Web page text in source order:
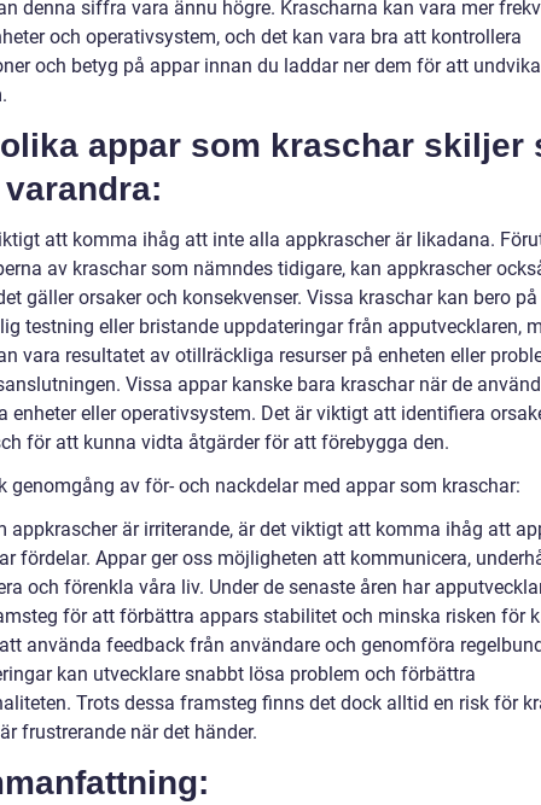
denna siffra vara ännu högre. Krascharna kan vara mer
och operativsystem, och det kan vara bra att kontrollera
och betyg på appar innan du laddar ner dem för att
appar som kraschar skiljer
att komma ihåg att inte alla appkrascher är likadana.
av kraschar som nämndes tidigare, kan appkrascher
gäller orsaker och konsekvenser. Vissa kraschar kan bero på
testning eller bristande uppdateringar från apputvecklaren,
vara resultatet av otillräckliga resurser på enheten eller
Vissa appar kanske bara kraschar när de
enheter eller operativsystem. Det är viktigt att identifiera
för att kunna vidta åtgärder för att förebygga den.
genomgång av för- och nackdelar med appar som kraschar:
appkrascher är irriterande, är det viktigt att komma ihåg att
fördelar. Appar ger oss möjligheten att kommunicera,
och förenkla våra liv. Under de senaste åren har
för att förbättra appars stabilitet och minska risken för
använda feedback från användare och genomföra
kan utvecklare snabbt lösa problem och förbättra
Trots dessa framsteg finns det dock alltid en risk för
frustrerande när det händer.